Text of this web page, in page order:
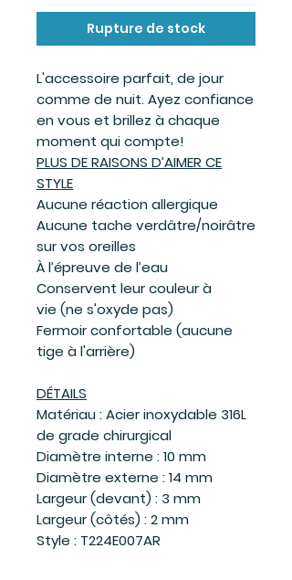
Rupture de stock
L'accessoire parfait, de jour
comme de nuit. Ayez confiance
en vous et brillez à chaque
moment qui compte!
PLUS DE RAISONS D’AIMER CE
STYLE
Aucune réaction allergique
Aucune tache verdâtre/noirâtre
sur vos oreilles
À l’épreuve de l’eau
Conservent leur couleur à
vie (ne s'oxyde pas)
Fermoir confortable (aucune
tige à l'arrière)
DÉTAILS
Matériau : Acier inoxydable 316L
de grade chirurgical
Diamètre interne : 10 mm
Diamètre externe : 14 mm
Largeur (devant) : 3 mm
Largeur (côtés) : 2 mm
Style : T224E007AR